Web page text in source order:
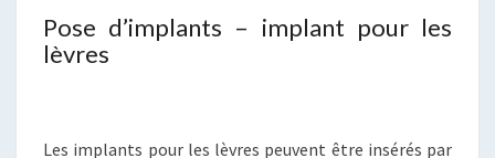
Pose d’implants – implant pour les
lèvres
Les implants pour les lèvres peuvent être insérés par